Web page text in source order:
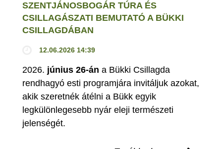
SZENTJÁNOSBOGÁR TÚRA ÉS
CSILLAGÁSZATI BEMUTATÓ A BÜKKI
CSILLAGDÁBAN
12.06.2026 14:39
2026. június 26-án a Bükki Csillagda
rendhagyó esti programjára invitáljuk azokat,
akik szeretnék átélni a Bükk egyik
legkülönlegesebb nyár eleji természeti
jelenségét.